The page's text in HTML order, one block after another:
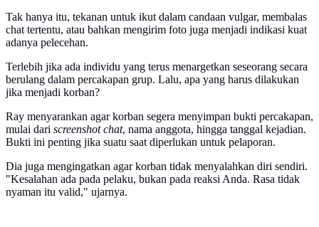
Tak hanya itu, tekanan untuk ikut dalam candaan vulgar, membalas
chat tertentu, atau bahkan mengirim foto juga menjadi indikasi kuat
adanya pelecehan.
Terlebih jika ada individu yang terus menargetkan seseorang secara
berulang dalam percakapan grup. Lalu, apa yang harus dilakukan
jika menjadi korban?
Ray menyarankan agar korban segera menyimpan bukti percakapan,
mulai dari screenshot chat, nama anggota, hingga tanggal kejadian.
Bukti ini penting jika suatu saat diperlukan untuk pelaporan.
Dia juga mengingatkan agar korban tidak menyalahkan diri sendiri.
"Kesalahan ada pada pelaku, bukan pada reaksi Anda. Rasa tidak
nyaman itu valid," ujarnya.